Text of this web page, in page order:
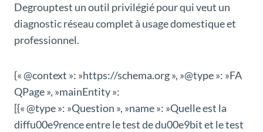
Degrouptest un outil privilégié pour qui veut un
diagnostic réseau complet à usage domestique et
professionnel.
{« @context »: »https://schema.org », »@type »: »FA
QPage », »mainEntity »:
[{« @type »: »Question », »name »: »Quelle est la
diffu00e9rence entre le test de du00e9bit et le test